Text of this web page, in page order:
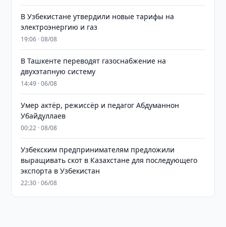
В Узбекистане утвердили новые тарифы на
электроэнергию и газ
19:06 · 08/08
В Ташкенте переводят газоснабжение на
двухэтапную систему
14:49 · 06/08
Умер актёр, режиссёр и педагог Абдуманнон
Убайдуллаев
00:22 · 08/08
Узбекским предпринимателям предложили
выращивать скот в Казахстане для последующего
экспорта в Узбекистан
22:30 · 06/08